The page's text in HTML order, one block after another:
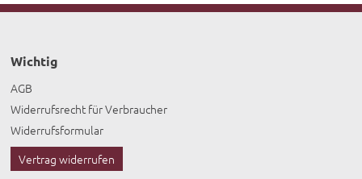
Wichtig
AGB
Widerrufsrecht für Verbraucher
Widerrufsformular
Vertrag widerrufen